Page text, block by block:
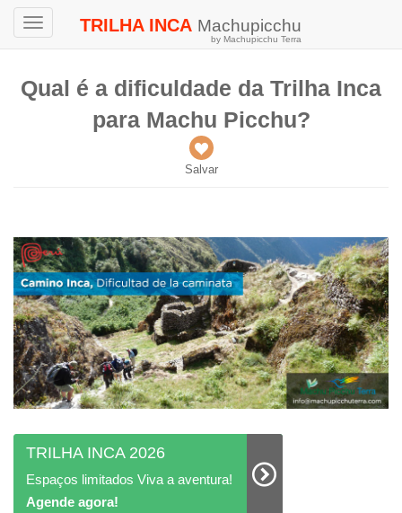
Toggle
TRILHA INCA Machupicchu
by Machupicchu Terra
Qual é a dificuldade da Trilha Inca
para Machu Picchu?
Salvar
TRILHA INCA 2026
Espaços limitados Viva a aventura!
Agende agora!